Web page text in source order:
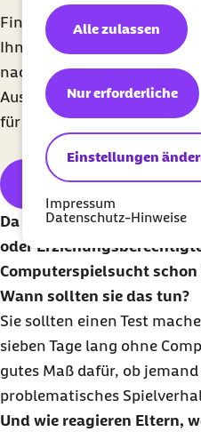
Einstellungen
Nur erforderliche
Alle zulassen
Impressum
Datenschutz-Hinweise
Finden Sie mit der
Ihnen vor Ort oder
nach Fachabteilungen,
Ausstattungen filtern. Die
für alle kostenlos.
Barmer Kliniksuche
Da scheint es angemessen
oder
Computerspielsucht
Wann sollten sie das tun?
Sie sollten einen Test
sieben Tage lang ohne
gutes Maß dafür, ob
problematisches
Und wie reagieren Eltern,